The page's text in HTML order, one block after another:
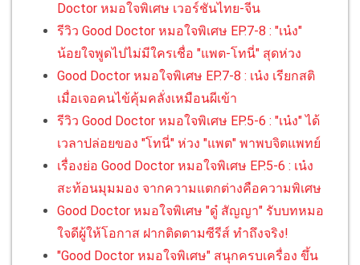
Doctor หมอใจพิเศษ เวอร์ชันไทย-จีน
รีวิว Good Doctor หมอใจพิเศษ EP.7-8 : "เน๋ง"
น้อยใจพูดไปไม่มีใครเชื่อ "แพต-โทนี่" สุดห่วง
Good Doctor หมอใจพิเศษ EP.7-8 : เน๋ง เรียกสติ
เมื่อเจอคนไข้คุ้มคลั่งเหมือนผีเข้า
รีวิว Good Doctor หมอใจพิเศษ EP.5-6 : "เน๋ง" ได้
เวลาปล่อยของ "โทนี่" ห่วง "แพต" พาพบจิตแพทย์
เรื่องย่อ Good Doctor หมอใจพิเศษ EP.5-6 : เน๋ง
สะท้อนมุมมอง จากความแตกต่างคือความพิเศษ
Good Doctor หมอใจพิเศษ "ดู๋ สัญญา" รับบทหมอ
ใจดีผู้ให้โอกาส ฝากติดตามซีรีส์ ทำถึงจริง!
"Good Doctor หมอใจพิเศษ" สนุกครบเครื่อง ขึ้น